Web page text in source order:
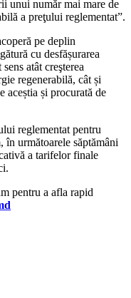
unui număr mai mare de
a preţului reglementat”.
pe deplin
cu desfășurarea
atât creşterea
regenerabilă, cât și
aceștia și procurată de
reglementat pentru
în următoarele săptămâni
a tarifelor finale
pentru a afla rapid